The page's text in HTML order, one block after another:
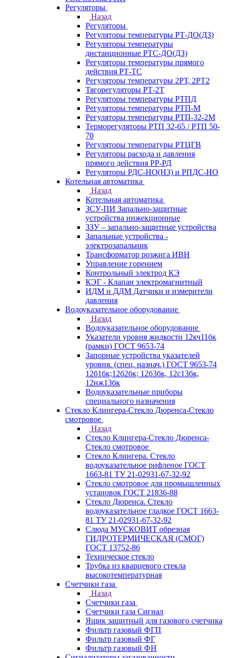
Регуляторы
Назад
Регуляторы
Регуляторы температуры РТ-ДО(ДЗ)
Регуляторы температуры
дистанционные РТС-ДО(ДЗ)
Регуляторы температуры прямого
действия РТ-ТС
Регуляторы температуры 2РТ, 2РT2
Тягорегуляторы РТ-2Т
Регуляторы температуры РТПД
Регуляторы температуры РТП-M
Регуляторы температуры РТП-32-2М
Терморегуляторы РТП 32-65 / РТП 50-
70
Регуляторы температуры РТЦГВ
Регуляторы расхода и давления
прямого действия РР-РД
Регуляторы РДС-НО(НЗ) и РПДС-НО
Котельная автоматика
Назад
Котельная автоматика
ЗСУ-ПИ Запально-защитные
устройства инжекционные
ЗЗУ – запально-защитные устройства
Запальные устройства -
электрозапальник
Трансформатор розжига ИВН
Управление горением
Контрольный электрод КЭ
КЭГ - Клапан электромагнитный
ИДМ и ДДМ Датчики и измерители
давления
Водоуказательное оборудование
Назад
Водоуказательное оборудование
Указатели уровня жидкости 12кч11бк
(рамки) ГОСТ 9653-74
Запорные устройства указателей
уровня. (спец. назнач.) ГОСТ 9653-74
12б1бк;12б2бк; 12б3бк, 12с13бк,
12нж13бк
Водоуказательные приборы
специального назначения
Стекло Клингера-Стекло Дюренса-Стекло
смотровое
Назад
Стекло Клингера-Стекло Дюренса-
Стекло смотровое
Стекло Клингера. Стекло
водоуказательное рифленое ГОСТ
1663-81 ТУ 21-02931-67-32-92
Стекло смотровое для промышленных
установок ГОСТ 21836-88
Стекло Дюренса. Стекло
водоуказательное гладкое ГОСТ 1663-
81 ТУ 21-02931-67-32-92
Слюда МУСКОВИТ обрезная
ГИДРОТЕРМИЧЕСКАЯ (СМОГ)
ГОСТ 13752-86
Техническое стекло
Трубка из кварцевого стекла
высокотемпературная
Счетчики газа
Назад
Счетчики газа
Счетчики газа Сигнал
Ящик защитный для газового счетчика
Фильтр газовый ФГП
Фильтр газовый ФГ
Фильтр газовый ФН